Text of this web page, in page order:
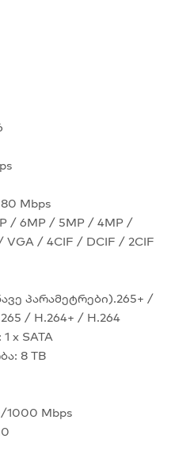
Mbps
/ 6MP / 5MP / 4MP /
/ 4CIF / DCIF / 2CIF
პარამეტრები).265+ /
/ H.264+ / H.264
x SATA
8 TB
1000 Mbps